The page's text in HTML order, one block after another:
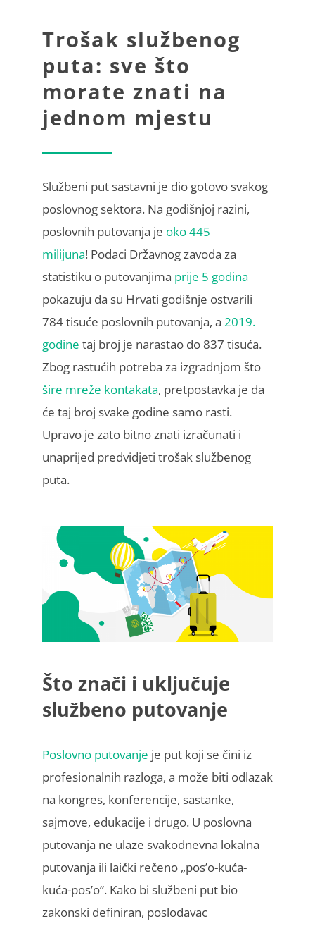
Trošak službenog
puta: sve što
morate znati na
jednom mjestu
Službeni put sastavni je dio gotovo svakog
poslovnog sektora. Na godišnjoj razini,
poslovnih putovanja je oko 445
milijuna! Podaci Državnog zavoda za
statistiku o putovanjima prije 5 godina
pokazuju da su Hrvati godišnje ostvarili
784 tisuće poslovnih putovanja, a 2019.
godine taj broj je narastao do 837 tisuća.
Zbog rastućih potreba za izgradnjom što
šire mreže kontakata, pretpostavka je da
će taj broj svake godine samo rasti.
Upravo je zato bitno znati izračunati i
unaprijed predvidjeti trošak službenog
puta.
Što znači i uključuje
službeno putovanje
Poslovno putovanje je put koji se čini iz
profesionalnih razloga, a može biti odlazak
na kongres, konferencije, sastanke,
sajmove, edukacije i drugo. U poslovna
putovanja ne ulaze svakodnevna lokalna
putovanja ili laički rečeno „pos’o-kuća-
kuća-pos’o“. Kako bi službeni put bio
zakonski definiran, poslodavac